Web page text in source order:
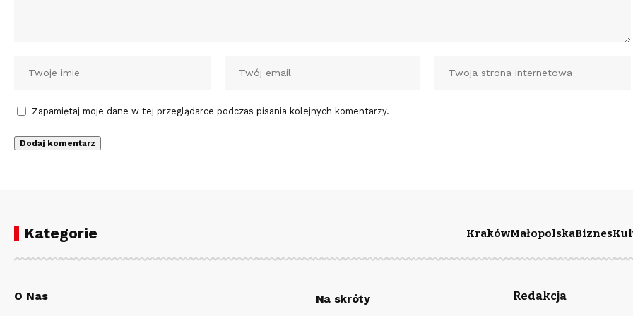
Zapamiętaj moje dane w tej przeglądarce podczas pisania kolejnych komentarzy.
Kategorie KrakówMałopolskaBiznes
O Nas Na skróty Redakcja